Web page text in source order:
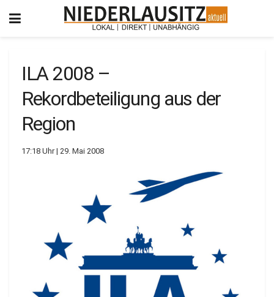
ILA 2008 –
Rekordbeteiligung aus der
Region
17:18 Uhr | 29. Mai 2008